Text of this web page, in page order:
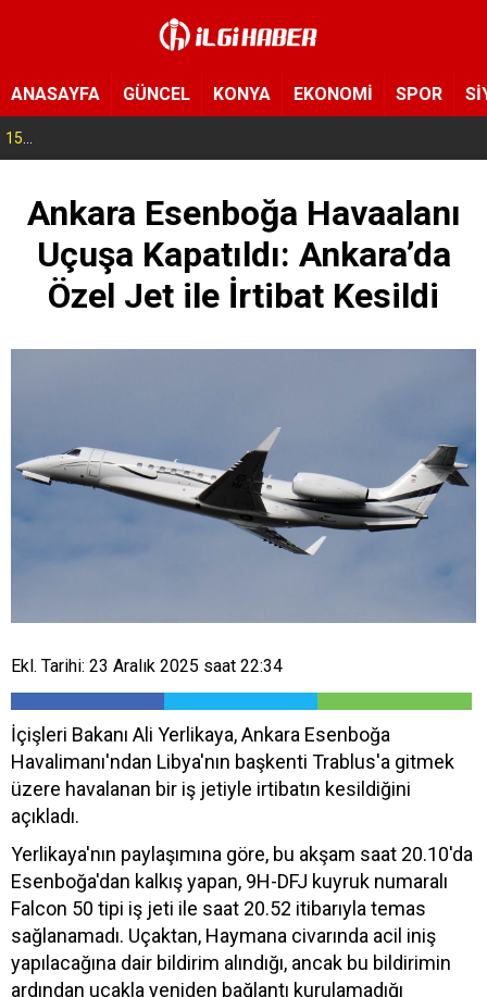
ANASAYFA GÜNCEL KONYA EKONOMİ SPOR
15:11
Ankara Esenboğa Havaalanı
Uçuşa Kapatıldı: Ankara’da
Özel Jet ile İrtibat Kesildi
Ekl. Tarihi: 23 Aralık 2025 saat 22:34
İçişleri Bakanı Ali Yerlikaya, Ankara Esenboğa
Havalimanı'ndan Libya'nın başkenti Trablus'a gitmek
üzere havalanan bir iş jetiyle irtibatın kesildiğini
açıkladı.
Yerlikaya'nın paylaşımına göre, bu akşam saat 20.10'da
Esenboğa'dan kalkış yapan, 9H-DFJ kuyruk numaralı
Falcon 50 tipi iş jeti ile saat 20.52 itibarıyla temas
sağlanamadı. Uçaktan, Haymana civarında acil iniş
yapılacağına dair bildirim alındığı, ancak bu bildirimin
ardından uçakla yeniden bağlantı kurulamadığı